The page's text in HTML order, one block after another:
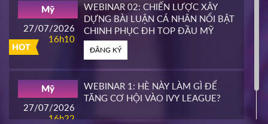
HOT
14h00
ĐĂNG KÝ
HOT
16h00
WHATCOM COMMUNITY COLLEGE
ĐĂNG KÝ
HOT
27/07/2026
16h10
Mỹ
WEBINAR 02: CHIẾN LƯỢC XÂY
DỰNG BÀI LUẬN CÁ NHÂN NỔI BẬT
CHINH PHỤC ĐH TOP ĐẦU MỸ
ĐĂNG KÝ
27/07/2026
16h22
Mỹ
WEBINAR 1: HÈ NÀY LÀM GÌ ĐỂ
TĂNG CƠ HỘI VÀO IVY LEAGUE?